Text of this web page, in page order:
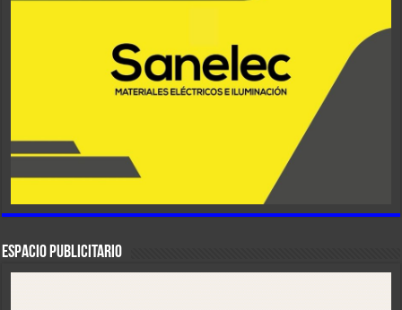
ESPACIO PUBLICITARIO